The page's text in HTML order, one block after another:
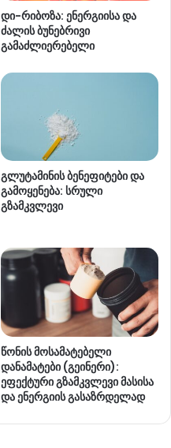
დი-რიბოზა: ენერგიისა და
ძალის ბუნებრივი
გამაძლიერებელი
გლუტამინის ბენეფიტები და
გამოყენება: სრული
გზამკვლევი
წონის მოსამატებელი
დანამატები (გეინერი):
ეფექტური გზამკვლევი მასისა
და ენერგიის გასაზრდელად